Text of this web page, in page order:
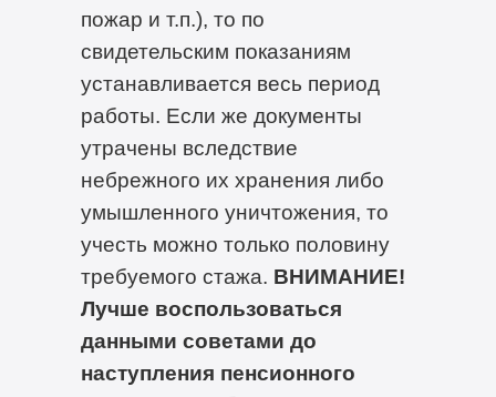
пожар и т.п.), то по
свидетельским показаниям
устанавливается весь период
работы. Если же документы
утрачены вследствие
небрежного их хранения либо
умышленного уничтожения, то
учесть можно только половину
требуемого стажа. ВНИМАНИЕ!
Лучше воспользоваться
данными советами до
наступления пенсионного